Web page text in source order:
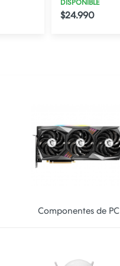
DISPONIBLE
$24.990
Componentes de PC